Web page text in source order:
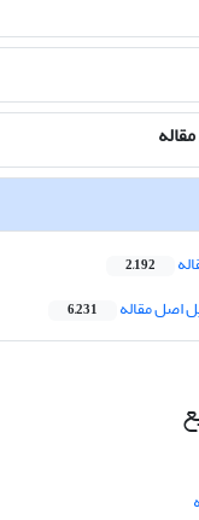
2,192
اصل مقاله 6,231